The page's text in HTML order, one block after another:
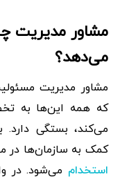
مشاور مدیریت
می‌دهد؟
مشاور مدیریت
که همه این‌ها به
می‌کند، بستگی دارد.
کمک به سازمان‌ها در
استخدام می‌شود. در